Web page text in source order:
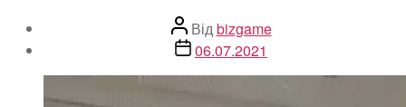
Автор
запису
Відbizgame
Дата06.07.2021